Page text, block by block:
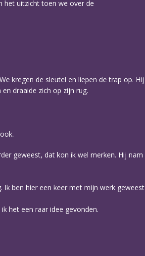
het uitzicht toen we over de
kregen de sleutel en liepen de trap op. Hij
draaide zich op zijn rug.
geweest, dat kon ik wel merken. Hij nam
Ik ben hier een keer met mijn werk geweest
het een raar idee gevonden.